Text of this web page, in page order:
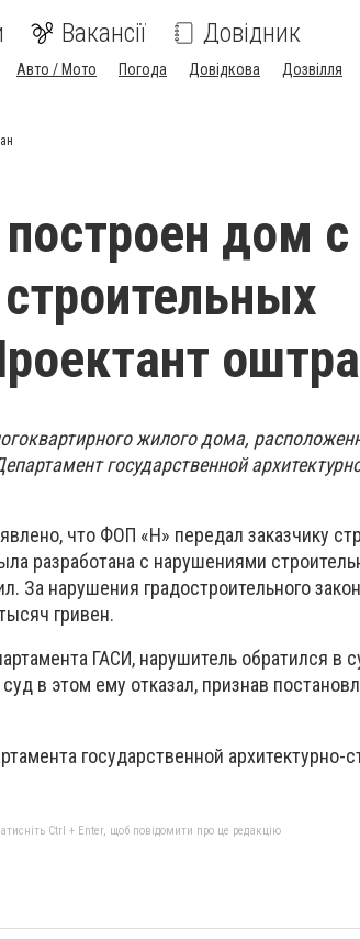
Вакансії Довідник
Авто / Мото Погода Довідкова Дозвілля
дом с
жилого дома,
государственной
что ФОП «Н» передал заказчику
разработана с нарушениями
За нарушения градостроительного
гривен.
ГАСИ, нарушитель обратился в
в этом ему отказал, признав
государственной архитектурно-
Ctrl + Enter, щоб повідомити про це редакцію